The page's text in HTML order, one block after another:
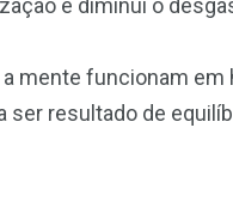
a mente funcionam
ser resultado de